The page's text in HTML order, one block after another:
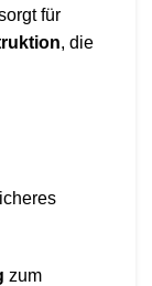
für
, die
zum